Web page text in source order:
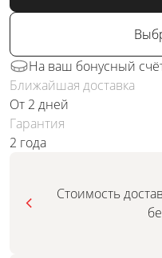
На ваш бонусный
Ближайшая доставка
От 2 дней
Гарантия
2 года
Стоимость